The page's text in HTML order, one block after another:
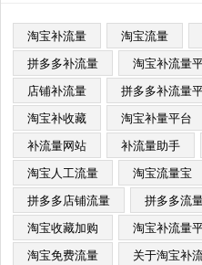
淘宝补流量 淘宝流量
拼多多补流量
淘宝补流量
店铺补流量
拼多多补流量
淘宝补收藏
淘宝补量平台
补流量网站
补流量助手
淘宝人工流量
淘宝流量宝
拼多多店铺流量
拼多多流
淘宝收藏加购
淘宝补流量
淘宝免费流量
关于淘宝补